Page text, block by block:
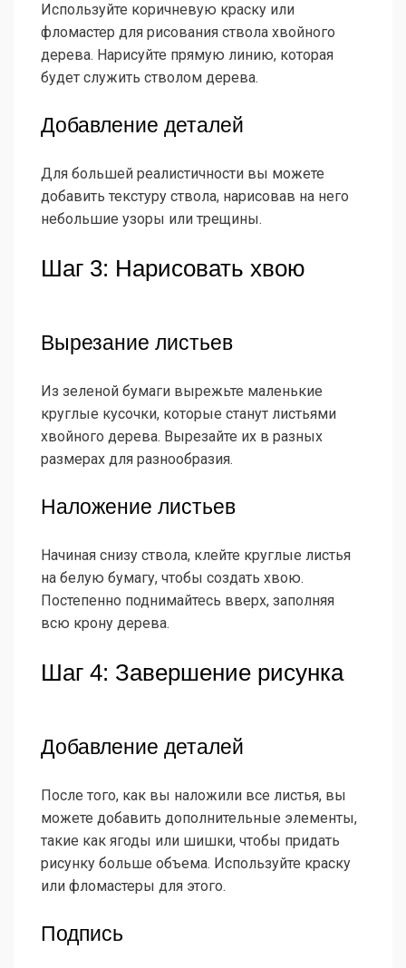
Используйте коричневую краску или
фломастер для рисования ствола хвойного
дерева. Нарисуйте прямую линию, которая
будет служить стволом дерева.
Добавление деталей
Для большей реалистичности вы можете
добавить текстуру ствола, нарисовав на него
небольшие узоры или трещины.
Шаг 3: Нарисовать хвою
Вырезание листьев
Из зеленой бумаги вырежьте маленькие
круглые кусочки, которые станут листьями
хвойного дерева. Вырезайте их в разных
размерах для разнообразия.
Наложение листьев
Начиная снизу ствола, клейте круглые листья
на белую бумагу, чтобы создать хвою.
Постепенно поднимайтесь вверх, заполняя
всю крону дерева.
Шаг 4: Завершение рисунка
Добавление деталей
После того, как вы наложили все листья, вы
можете добавить дополнительные элементы,
такие как ягоды или шишки, чтобы придать
рисунку больше объема. Используйте краску
или фломастеры для этого.
Подпись